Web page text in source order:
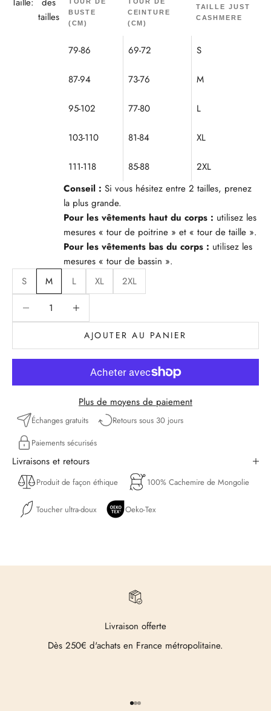
tailles
BUSTE
(CM)
CEINTURE
(CM)
TAILLE JUST
CASHMERE
79-86 69-72 S
87-94 73-76 M
95-102 77-80 L
103-110 81-84 XL
111-118 85-88
2XL
Conseil : Si vous hésitez entre 2 tailles, prenez
la plus grande.
Pour les vêtements haut du corps : utilisez les
mesures « tour de poitrine » et « tour de taille ».
Pour les vêtements bas du corps : utilisez les
mesures « tour de bassin ».
S
M L XL
2XL
Diminuer la quantitéDiminuer la quantité
AJOUTER AU PANIER
Plus de moyens de paiement
Échanges gratuits
Retours sous 30 jours
Paiements sécurisés
Livraisons et retours
Produit de façon éthique 100% Cachemire de Mongolie
Toucher ultra-doux Oeko-Tex
Livraison offerte
Dès 250€ d'achats en France métropolitaine.
Aller à l'élément 1
Aller à l'élément 2
Aller à l'élément 3